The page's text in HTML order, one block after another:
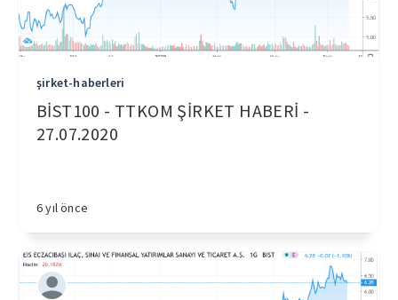
şirket-haberleri
BİST100 - TTKOM ŞİRKET HABERİ -
27.07.2020
6 yıl önce